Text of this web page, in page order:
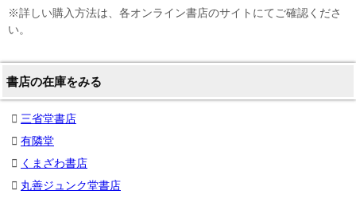
※詳しい購入方法は、各オンライン書店のサイトにてご確認くださ
い。
書店の在庫をみる
三省堂書店
有隣堂
くまざわ書店
丸善ジュンク堂書店